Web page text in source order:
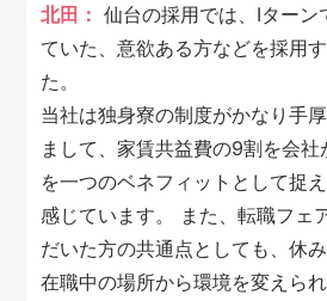
北田： 仙台の採用では、Iターン
ていた、意欲ある方などを採用
た。
当社は独身寮の制度がかなり手
まして、家賃共益費の9割を会社
を一つのベネフィットとして捉
感じています。 また、転職フェ
だいた方の共通点としても、休み
在職中の場所から環境を変えら